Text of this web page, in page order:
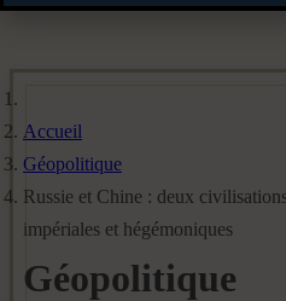
Accueil
Géopolitique
Russie et Chine : deux
impériales et hégémoniques
Géopolitique